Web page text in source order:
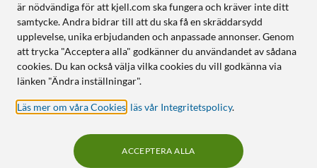
är nödvändiga för att kjell.com ska fungera och kräver inte ditt
samtycke. Andra bidrar till att du ska få en skräddarsydd
upplevelse, unika erbjudanden och anpassade annonser. Genom
att trycka "Acceptera alla" godkänner du användandet av sådana
cookies. Du kan också välja vilka cookies du vill godkänna via
länken "Ändra inställningar".
Läs mer om våra Cookies läs vår Integritetspolicy.
ACCEPTERA ALLA